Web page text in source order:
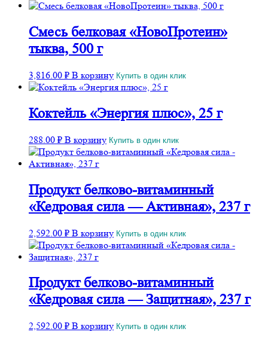
Смесь белковая «НовоПротеин»
тыква, 500 г
3,816.00 ₽ В корзину Купить в один клик
Коктейль «Энергия плюс», 25 г
288.00 ₽ В корзину Купить в один клик
Продукт белково-витаминный
«Кедровая сила — Активная», 237 г
2,592.00 ₽ В корзину Купить в один клик
Продукт белково-витаминный
«Кедровая сила — Защитная», 237 г
2,592.00 ₽ В корзину Купить в один клик